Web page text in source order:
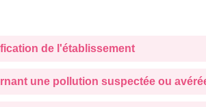
de l'établissement
une pollution suspectée ou